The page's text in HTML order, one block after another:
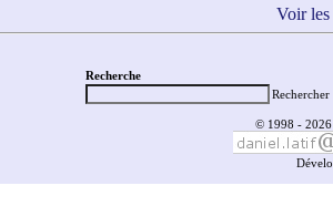
Voir les
Recherche
© 1998 - 2026